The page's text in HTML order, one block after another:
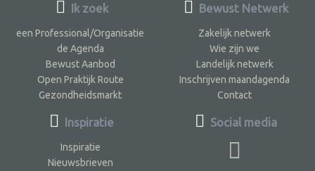
Ik zoek
een Professional/Organisatie
de Agenda
Bewust Aanbod
Open Praktijk Route
Gezondheidsmarkt
Inspiratie
Inspiratie
Nieuwsbrieven
Bewust Netwerk
Zakelijk netwerk
Wie zijn we
Landelijk netwerk
Inschrijven maandagenda
Contact
Social media